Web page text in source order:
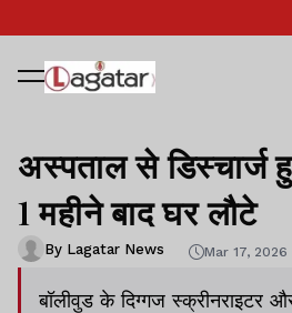
अस्पताल से डिस्चार्ज
1 महीने बाद घर लौटे
By Lagatar News Mar 17, 2026
बॉलीवुड के दिग्गज स्क्रीनराइटर